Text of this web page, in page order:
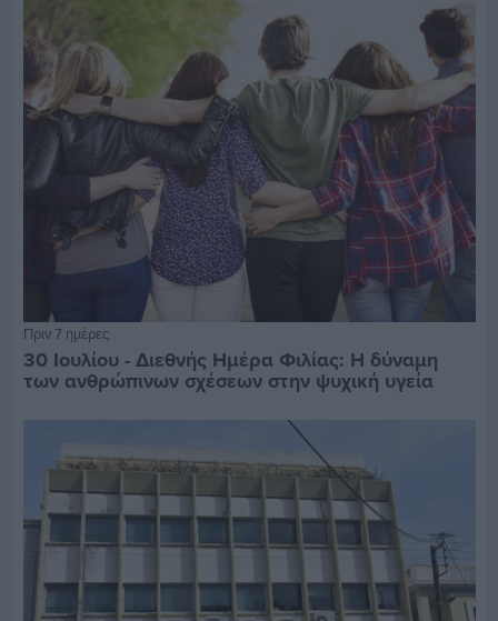
Πριν 7 ημέρες
30 Ιουλίου - Διεθνής Ημέρα Φιλίας: Η δύναμη
των ανθρώπινων σχέσεων στην ψυχική υγεία